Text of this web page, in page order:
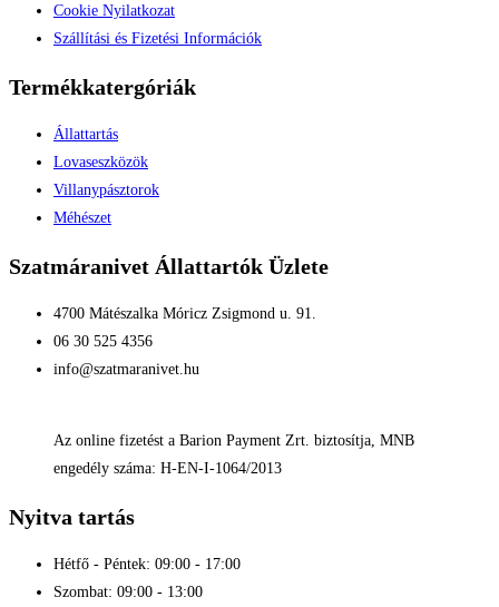
Cookie Nyilatkozat
Szállítási és Fizetési Információk
Termékkatergóriák
Állattartás
Lovaseszközök
Villanypásztorok
Méhészet
Szatmáranivet Állattartók Üzlete
4700 Mátészalka Móricz Zsigmond u. 91.
06 30 525 4356
info@szatmaranivet.hu
Az online fizetést a Barion Payment Zrt. biztosítja, MNB
engedély száma: H-EN-I-1064/2013
Nyitva tartás
Hétfő - Péntek: 09:00 - 17:00
Szombat: 09:00 - 13:00